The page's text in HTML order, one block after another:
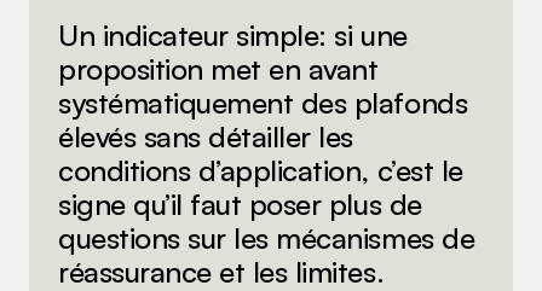
Un indicateur simple: si une
proposition met en avant
systématiquement des plafonds
élevés sans détailler les
conditions d’application, c’est le
signe qu’il faut poser plus de
questions sur les mécanismes de
réassurance et les limites.